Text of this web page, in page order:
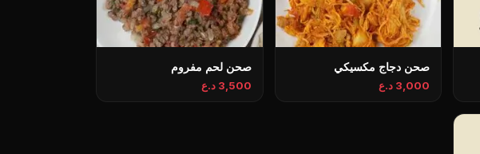
صحن دجاج مكسيكي
3,000 د.ع
صحن لحم مفروم
3,500 د.ع